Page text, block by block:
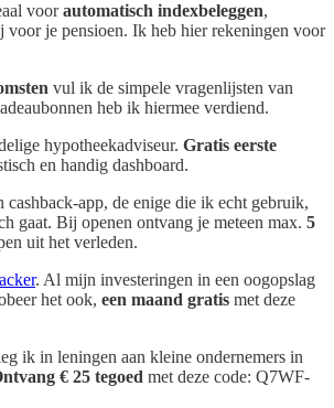
voorautomatisch indexbeleggen,
voor je pensioen. Ik heb hier rekeningen voor
vul ik de simpele vragenlijsten van
heb ik hiermee verdiend.
hypotheekadviseur. Gratis eerste
en handig dashboard.
cashback-app, de enige die ik echt gebruik,
gaat. Bij openen ontvang je meteen max. 5
uit het verleden.
. Al mijn investeringen in een oogopslag
het ook, een maand gratis met deze
ik in leningen aan kleine ondernemers in
€ 25 tegoed met deze code: Q7WF-